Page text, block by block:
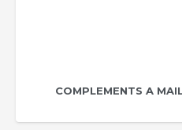
COMPLEMENTS A